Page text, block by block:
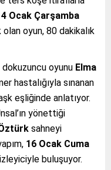
Ocak Çarşamba
oyun, 80 dakikalık
dokuzuncu oyunu Elma
hastalığıyla sınanan
eşliğinde anlatıyor.
yönettiği
sahneyi
16 Ocak Cuma
buluşuyor.